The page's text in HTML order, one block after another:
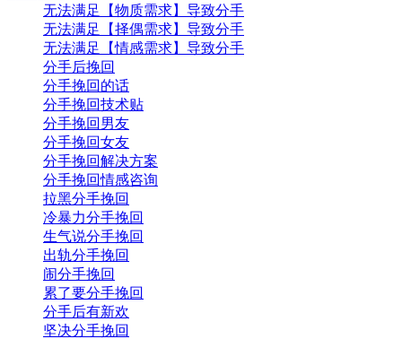
无法满足【物质需求】导致分手
无法满足【择偶需求】导致分手
无法满足【情感需求】导致分手
分手后挽回
分手挽回的话
分手挽回技术贴
分手挽回男友
分手挽回女友
分手挽回解决方案
分手挽回情感咨询
拉黑分手挽回
冷暴力分手挽回
生气说分手挽回
出轨分手挽回
闹分手挽回
累了要分手挽回
分手后有新欢
坚决分手挽回